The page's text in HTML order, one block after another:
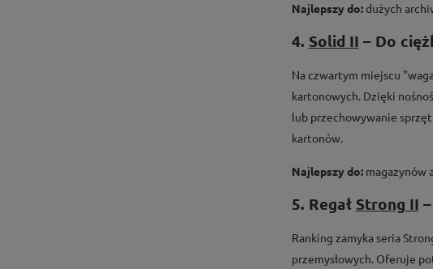
Najlepszy do:dużych
4. Solid II – Do
Na czwartym miejscu
kartonowych. Dzięki
lub przechowywanie
kartonów.
Najlepszy do:magazynów
5. Regał Strong II
Ranking zamyka seria
przemysłowych. Oferuje